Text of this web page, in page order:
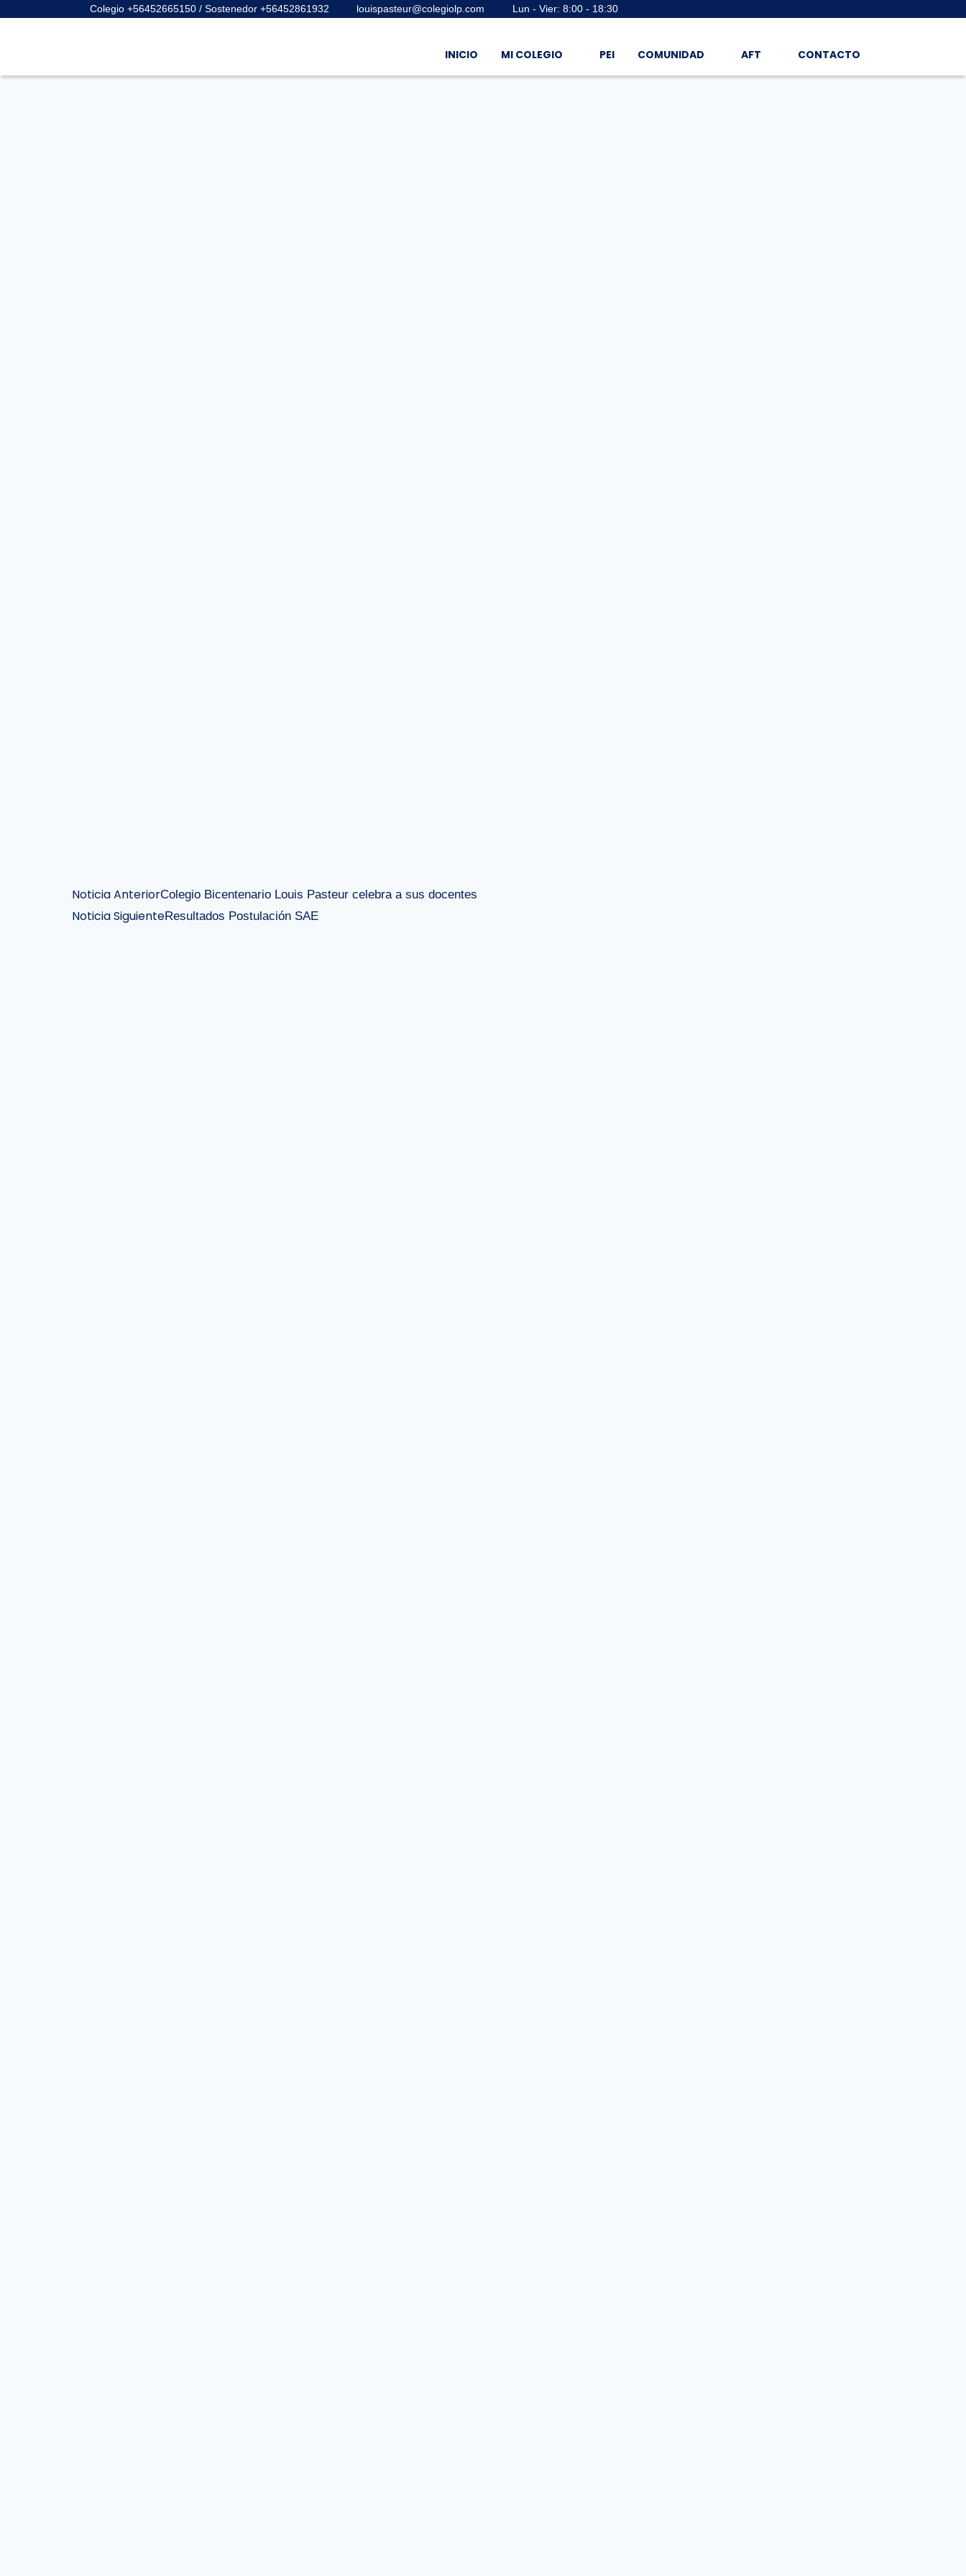
Colegio +56452665150 / Sostenedor +56452861932 louispasteur@colegiolp.com Lun - Vier: 8:00 - 18:30
INICIO MI COLEGIO PEI COMUNIDAD AFT CONTACTO
Noticia AnteriorColegio Bicentenario Louis Pasteur celebra a sus docentes
Noticia SiguienteResultados Postulación SAE